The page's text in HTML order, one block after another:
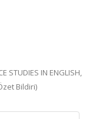
STUDIES IN ENGLISH,
Bildiri)